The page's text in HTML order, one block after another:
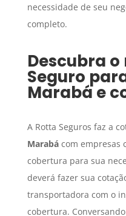
necessidade de seu
completo.
Descubra
Seguro
Marabáe
A Rotta Seguros faz a
Marabácom empresas
cobertura para sua
deverá fazer sua
transportadora com o
cobertura.